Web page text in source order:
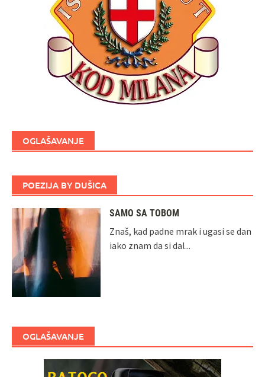
OGLAŠAVANJE
POEZIJA BY DUŠICA
SAMO SA TOBOM
Znaš, kad padne mrak i ugasi se dan
iako znam da si dal...
OGLAŠAVANJE